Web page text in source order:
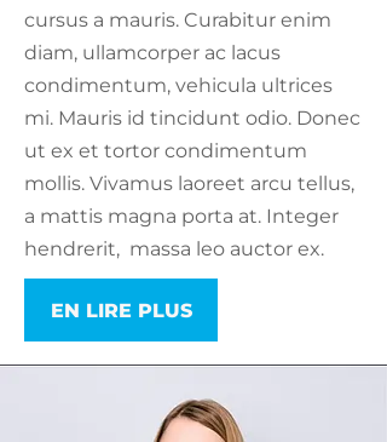
cursus a mauris. Curabitur enim
diam, ullamcorper ac lacus
condimentum, vehicula ultrices
mi. Mauris id tincidunt odio. Donec
ut ex et tortor condimentum
mollis. Vivamus laoreet arcu tellus,
a mattis magna porta at. Integer
hendrerit, massa leo auctor ex.
EN LIRE PLUS